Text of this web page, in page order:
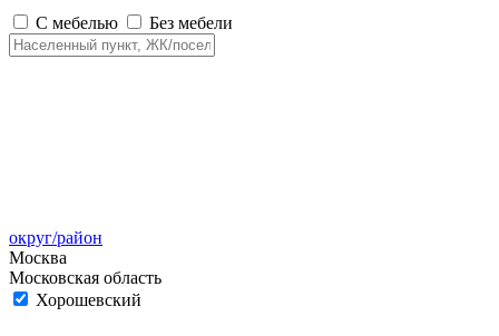
С мебелью Без мебели
округ/район
Москва
Московская область
Хорошевский